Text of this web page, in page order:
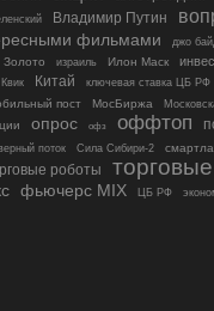
Владимир Путин
фильмами джо
Золото израиль Илон Маск
Квик Китай ключевая ставка ЦБ РФ
пост МосБиржа
опрос офз оффтоп
поток Сила Сибири-2
роботы
фьючерс MIX ЦБ РФ